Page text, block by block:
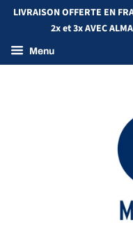
LIVRAISON OFFERTE EN
2x et 3x AVEC
Menu